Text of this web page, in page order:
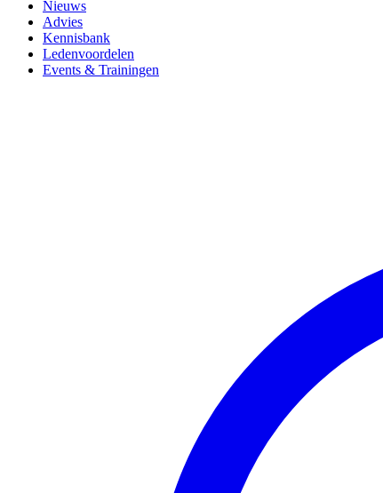
Nieuws
Advies
Kennisbank
Ledenvoordelen
Events & Trainingen